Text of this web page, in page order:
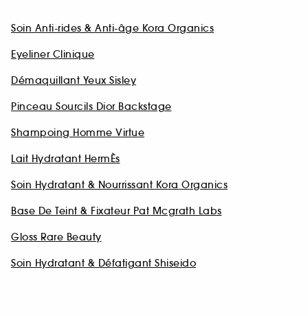
Soin Anti-rides & Anti-âge Kora Organics
Eyeliner Clinique
Démaquillant Yeux Sisley
Pinceau Sourcils Dior Backstage
Shampoing Homme Virtue
Lait Hydratant HermÈs
Soin Hydratant & Nourrissant Kora Organics
Base De Teint & Fixateur Pat Mcgrath Labs
Gloss Rare Beauty
Soin Hydratant & Défatigant Shiseido